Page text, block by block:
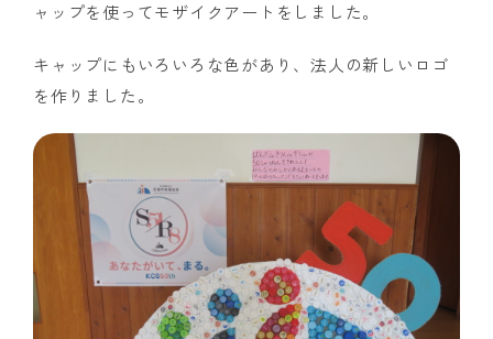
ャップを使ってモザイクアートをしました。
キャップにもいろいろな色があり、法人の新しいロゴ
を作りました。